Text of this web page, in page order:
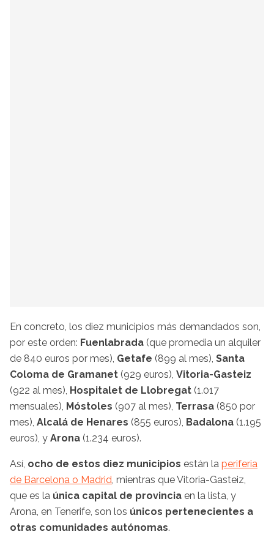
En concreto, los diez municipios más demandados son,
por este orden: Fuenlabrada (que promedia un alquiler
de 840 euros por mes), Getafe (899 al mes), Santa
Coloma de Gramanet (929 euros), Vitoria-Gasteiz
(922 al mes), Hospitalet de Llobregat (1.017
mensuales), Móstoles (907 al mes), Terrasa (850 por
mes), Alcalá de Henares (855 euros), Badalona (1.195
euros), y Arona (1.234 euros).
Así, ocho de estos diez municipios están la periferia
de Barcelona o Madrid, mientras que Vitoria-Gasteiz,
que es la única capital de provincia en la lista, y
Arona, en Tenerife, son los únicos pertenecientes a
otras comunidades autónomas.